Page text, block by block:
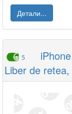
Детали...
5
Liber de